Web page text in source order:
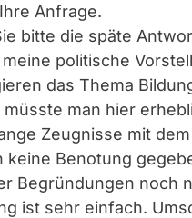
Anfrage.
bitte die späte
politische
das Thema
man hier
Zeugnisse mit
keine Benotung
Begründungen noch
ist sehr einfach.